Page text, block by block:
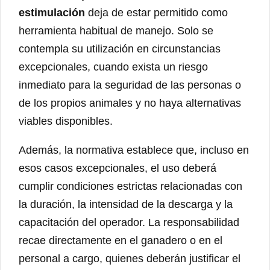
estimulación deja de estar permitido como
herramienta habitual de manejo. Solo se
contempla su utilización en circunstancias
excepcionales, cuando exista un riesgo
inmediato para la seguridad de las personas o
de los propios animales y no haya alternativas
viables disponibles.
Además, la normativa establece que, incluso en
esos casos excepcionales, el uso deberá
cumplir condiciones estrictas relacionadas con
la duración, la intensidad de la descarga y la
capacitación del operador. La responsabilidad
recae directamente en el ganadero o en el
personal a cargo, quienes deberán justificar el